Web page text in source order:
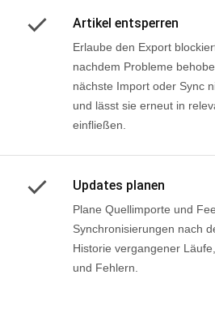
Artikel entsperren
Erlaube den Export
nachdem Probleme
nächste Import oder Sync
und lässt sie erneut in
einfließen.
Updates planen
Plane Quellimporte und
Synchronisierungen nach
Historie vergangener
und Fehlern.